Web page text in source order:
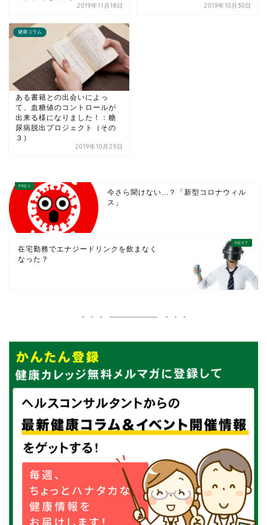
2019年11月18日 2019年10月30日
健康コラム
ある書籍との出会いによっ
て、血糖値のコントロールが
出来る様になりました！：糖
尿病脱出プロジェクト（その
３）
2019年10月29日
今さら聞けない...？「新型コロナウィル
ス」
在宅勤務でエナジードリンクを飲まなく
なった？